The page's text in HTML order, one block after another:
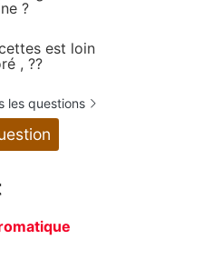
?
est loin
, ??
les questions